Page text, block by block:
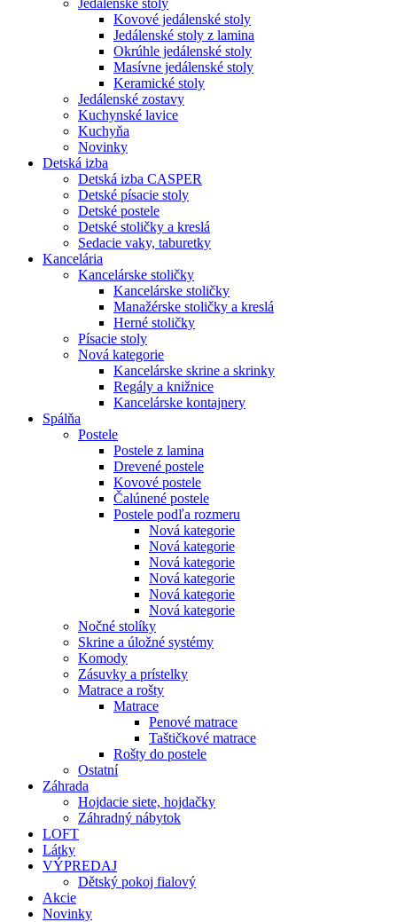
Jedálenské stoly
Kovové jedálenské stoly
Jedálenské stoly z lamina
Okrúhle jedálenské stoly
Masívne jedálenské stoly
Keramické stoly
Jedálenské zostavy
Kuchynské lavice
Kuchyňa
Novinky
Detská izba
Detská izba CASPER
Detské písacie stoly
Detské postele
Detské stoličky a kreslá
Sedacie vaky, taburetky
Kancelária
Kancelárske stoličky
Kancelárske stoličky
Manažérske stoličky a kreslá
Herné stoličky
Písacie stoly
Nová kategorie
Kancelárske skrine a skrinky
Regály a knižnice
Kancelárske kontajnery
Spálňa
Postele
Postele z lamina
Drevené postele
Kovové postele
Čalúnené postele
Postele podľa rozmeru
Nová kategorie
Nová kategorie
Nová kategorie
Nová kategorie
Nová kategorie
Nová kategorie
Nočné stolíky
Skrine a úložné systémy
Komody
Zásuvky a prístelky
Matrace a rošty
Matrace
Penové matrace
Taštičkové matrace
Rošty do postele
Ostatní
Záhrada
Hojdacie siete, hojdačky
Záhradný nábytok
LOFT
Látky
VÝPREDAJ
Dětský pokoj fialový
Akcie
Novinky